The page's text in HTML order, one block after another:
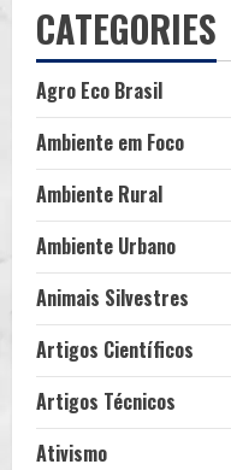
CATEGORIES
Agro Eco Brasil
Ambiente em Foco
Ambiente Rural
Ambiente Urbano
Animais Silvestres
Artigos Científicos
Artigos Técnicos
Ativismo